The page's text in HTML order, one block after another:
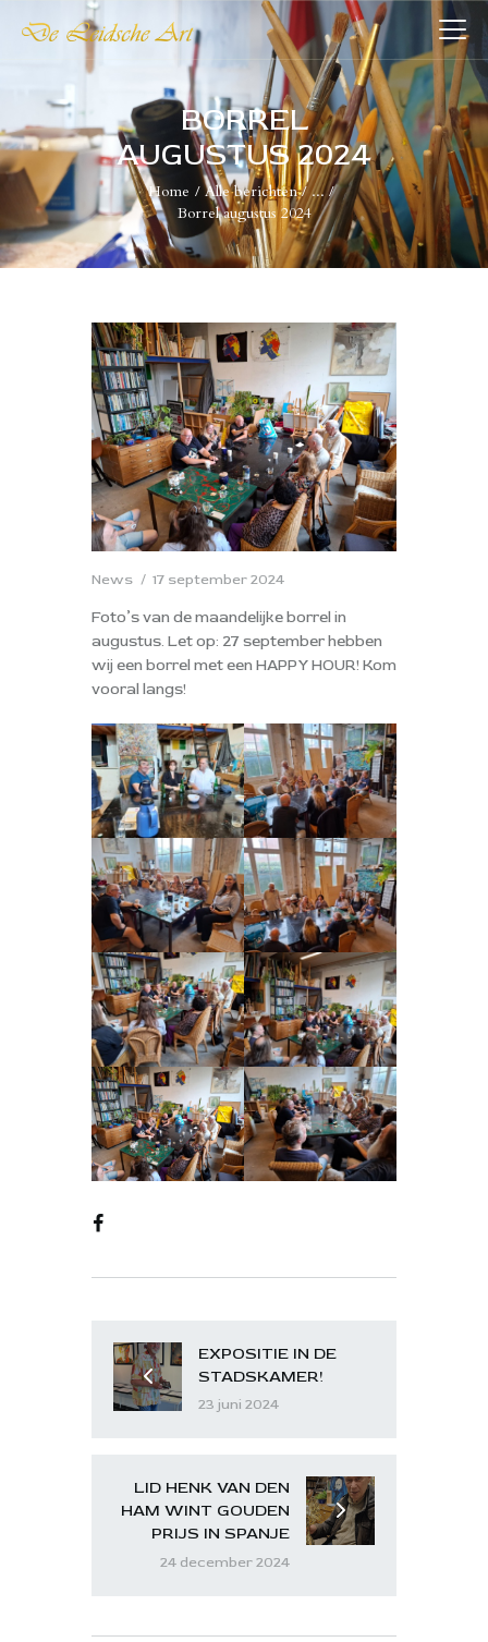
BORREL
AUGUSTUS 2024
Home Alle berichten
...
Borrel augustus 2024
DE LEIDSCHE ART
De plaatst voor kunst
HOME
COLLECTIES
VERENIGING
WIE WIJ ZIJN
CONTACT
News 17 september 2024
Foto’s van de maandelijke borrel in
augustus. Let op: 27 september hebben
wij een borrel met een HAPPY HOUR! Kom
vooral langs!
EXPOSITIE IN DE
STADSKAMER!
23 juni 2024
LID HENK VAN DEN
HAM WINT GOUDEN
PRIJS IN SPANJE
24 december 2024